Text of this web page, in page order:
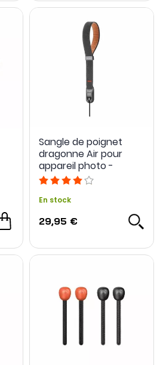
Sangle de poignet
dragonne Air pour
appareil photo -
PGYTECH
En stock
29,95 €